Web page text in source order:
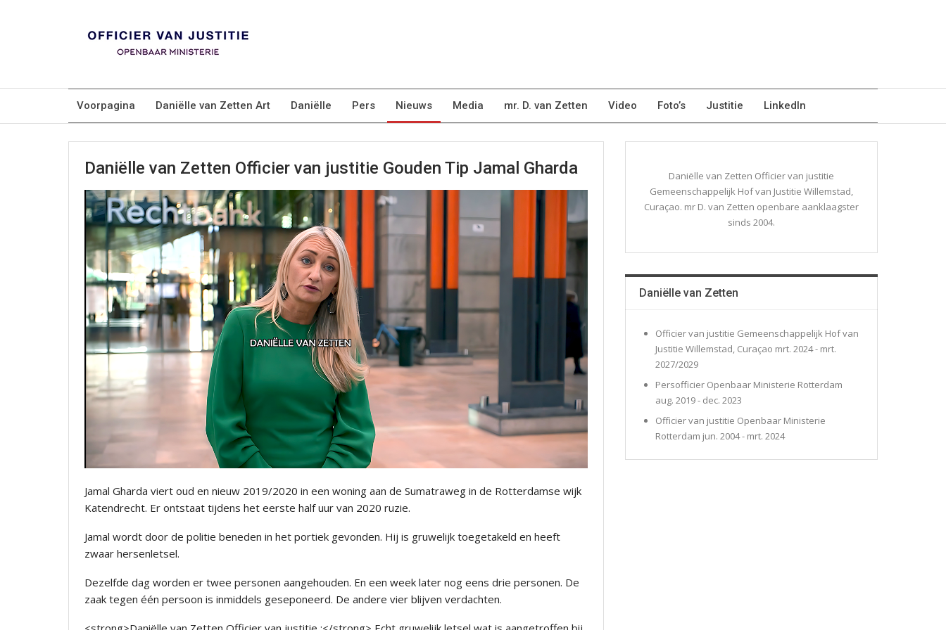
Voorpagina Daniëlle van Zetten Art Daniëlle Pers Nieuws Media mr. D. van Zetten Video Foto’s Justitie LinkedIn
Daniëlle van Zetten Officier van justitie Gouden Tip Jamal Gharda
Jamal Gharda viert oud en nieuw 2019/2020 in een woning aan de Sumatraweg in de Rotterdamse wijk
Katendrecht. Er ontstaat tijdens het eerste half uur van 2020 ruzie.
Jamal wordt door de politie beneden in het portiek gevonden. Hij is gruwelijk toegetakeld en heeft
zwaar hersenletsel.
Dezelfde dag worden er twee personen aangehouden. En een week later nog eens drie personen. De
zaak tegen één persoon is inmiddels geseponeerd. De andere vier blijven verdachten.
Daniëlle van Zetten Officier van justitie
Gemeenschappelijk Hof van Justitie Willemstad,
Curaçao. mr D. van Zetten openbare aanklaagster
sinds 2004.
Daniëlle van Zetten
Officier van justitie Gemeenschappelijk Hof van
Justitie Willemstad, Curaçao mrt. 2024 - mrt.
2027/2029
Persofficier Openbaar Ministerie Rotterdam
aug. 2019 - dec. 2023
Officier van justitie Openbaar Ministerie
Rotterdam jun. 2004 - mrt. 2024